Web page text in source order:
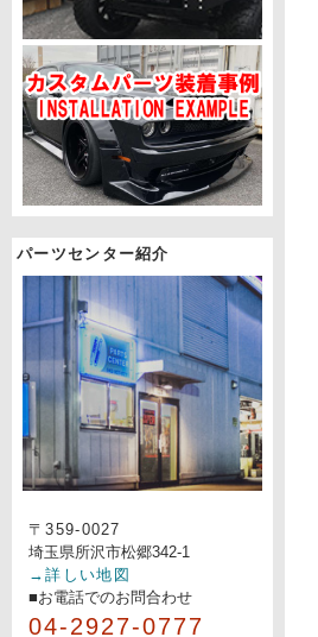
パーツセンター紹介
〒359-0027
埼玉県所沢市松郷342-1
→詳しい地図
■お電話でのお問合わせ
04-2927-0777